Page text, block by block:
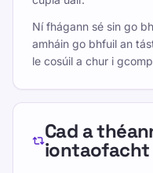
Ní fhágann sé sin go
amháin go bhfuil an
le cosúil a chur i
Cad a
iontaofacht